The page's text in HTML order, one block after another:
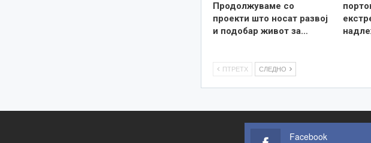
Продолжуваме со
проекти што носат развој
и подобар живот за…
ПТРЕТХ СЛЕДНО
Facebook